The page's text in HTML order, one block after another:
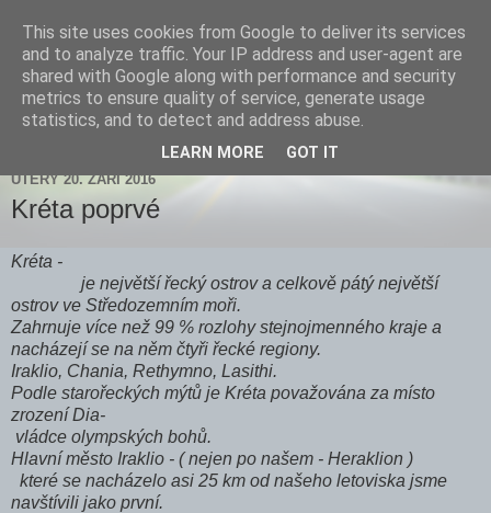
Zdenička
ÚTERÝ 20. ZÁŘÍ 2016
Kréta poprvé
Kréta -
je největší řecký ostrov a celkově pátý největší
ostrov ve Středozemním moři.
Zahrnuje více než 99 % rozlohy stejnojmenného kraje a
nacházejí se na něm čtyři řecké regiony.
Iraklio, Chania, Rethymno, Lasithi.
Podle starořeckých mýtů je Kréta považována za místo
zrození Dia-
vládce olympských bohů.
Hlavní město Iraklio - ( nejen po našem - Heraklion )
které se nacházelo asi 25 km od našeho letoviska jsme
navštívili jako první.
This site uses cookies from Google to deliver its services
and to analyze traffic. Your IP address and user-agent are
shared with Google along with performance and security
metrics to ensure quality of service, generate usage
statistics, and to detect and address abuse.
LEARN MORE GOT IT